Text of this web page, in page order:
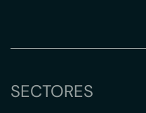
SECTORES